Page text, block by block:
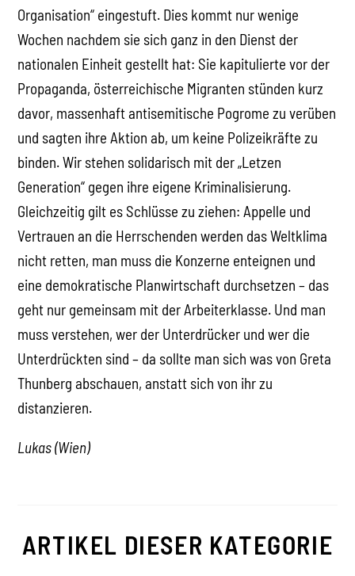
Organisation“ eingestuft. Dies kommt nur wenige
Wochen nachdem sie sich ganz in den Dienst der
nationalen Einheit gestellt hat: Sie kapitulierte vor der
Propaganda, österreichische Migranten stünden kurz
davor, massenhaft antisemitische Pogrome zu verüben
und sagten ihre Aktion ab, um keine Polizeikräfte zu
binden. Wir stehen solidarisch mit der „Letzen
Generation“ gegen ihre eigene Kriminalisierung.
Gleichzeitig gilt es Schlüsse zu ziehen: Appelle und
Vertrauen an die Herrschenden werden das Weltklima
nicht retten, man muss die Konzerne enteignen und
eine demokratische Planwirtschaft durchsetzen – das
geht nur gemeinsam mit der Arbeiterklasse. Und man
muss verstehen, wer der Unterdrücker und wer die
Unterdrückten sind – da sollte man sich was von Greta
Thunberg abschauen, anstatt sich von ihr zu
distanzieren.
Lukas (Wien)
ARTIKEL DIESER KATEGORIE